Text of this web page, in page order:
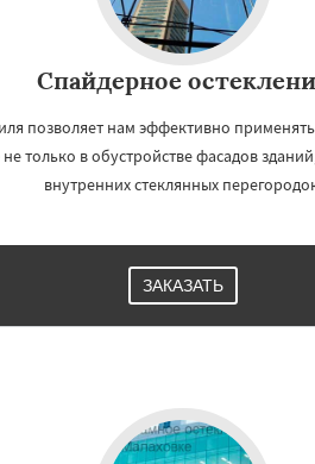
регионам
Спайдерное
позволяет нам эффективно
только в обустройстве фасадов
внутренних стеклянных
ЗАКАЗАТЬ